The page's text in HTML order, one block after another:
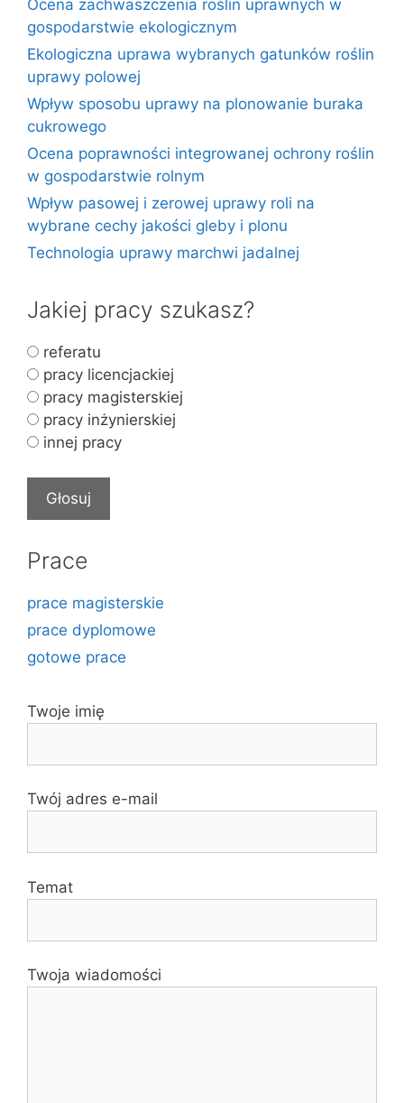
Ocena zachwaszczenia roślin uprawnych w
gospodarstwie ekologicznym
Ekologiczna uprawa wybranych gatunków roślin
uprawy polowej
Wpływ sposobu uprawy na plonowanie buraka
cukrowego
Ocena poprawności integrowanej ochrony roślin
w gospodarstwie rolnym
Wpływ pasowej i zerowej uprawy roli na
wybrane cechy jakości gleby i plonu
Technologia uprawy marchwi jadalnej
Jakiej pracy szukasz?
referatu
pracy licencjackiej
pracy magisterskiej
pracy inżynierskiej
innej pracy
Prace
prace magisterskie
prace dyplomowe
gotowe prace
Twoje imię
Twój adres e-mail
Temat
Twoja wiadomości